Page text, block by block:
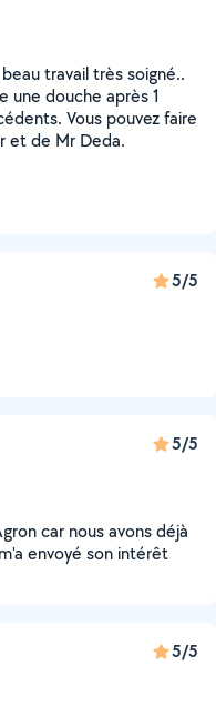
travail très soigné..
une douche après 1
Vous pouvez faire
et de Mr Deda.
5/5
5/5
car nous avons déjà
envoyé son intérêt
5/5